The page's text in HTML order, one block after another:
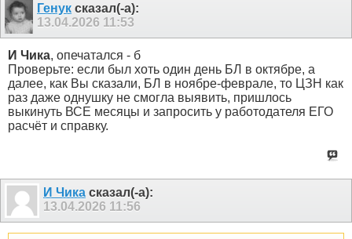
Генук сказал(-а):
13.04.2026 11:53
И Чика, опечатался - б
Проверьте: если был хоть один день БЛ в октябре, а
далее, как Вы сказали, БЛ в ноябре-феврале, то ЦЗН как
раз даже однушку не смогла выявить, пришлось
выкинуть ВСЕ месяцы и запросить у работодателя ЕГО
расчёт и справку.
И Чика сказал(-а):
13.04.2026 11:56